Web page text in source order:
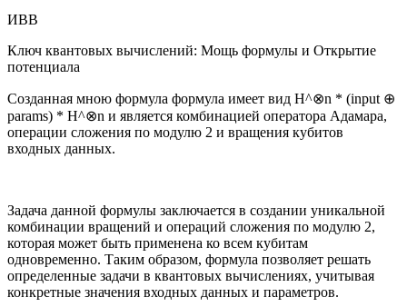
ИВВ
Ключ квантовых вычислений: Мощь формулы и Открытие
потенциала
Созданная мною формула формула имеет вид H^⊗n * (input ⊕
params) * H^⊗n и является комбинацией оператора Адамара,
операции сложения по модулю 2 и вращения кубитов
входных данных.
Задача данной формулы заключается в создании уникальной
комбинации вращений и операций сложения по модулю 2,
которая может быть применена ко всем кубитам
одновременно. Таким образом, формула позволяет решать
определенные задачи в квантовых вычислениях, учитывая
конкретные значения входных данных и параметров.